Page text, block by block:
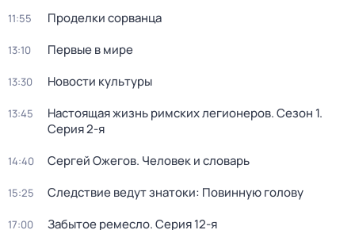
11:55 Проделки сорванца
13:10 Первые в мире
13:30 Новости культуры
13:45 Настоящая жизнь римских легионеров. Сезон 1.
Серия 2-я
14:40 Сергей Ожегов. Человек и словарь
15:25 Следствие ведут знатоки: Повинную голову
17:00 Забытое ремесло. Серия 12-я